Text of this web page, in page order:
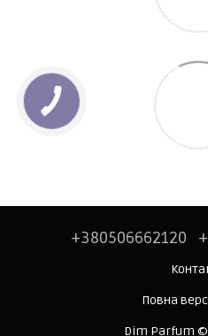
+380506662120
Повна
Dim Parfum ©